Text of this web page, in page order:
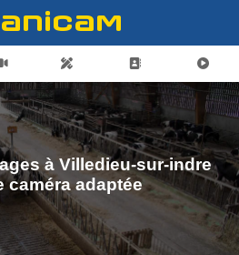
à Villedieu-sur-indre
caméra adaptée